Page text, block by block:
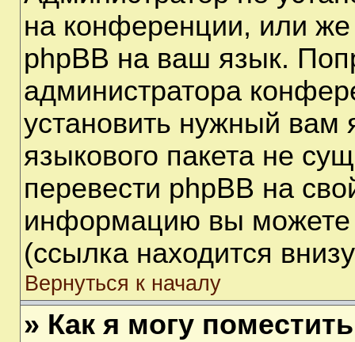
на конференции, или же
phpBB на ваш язык.
администратора
установить нужный вам
языкового пакета не
перевести phpBB на
информацию вы можете
(ссылка находится
Вернуться к началу
» Как я могу